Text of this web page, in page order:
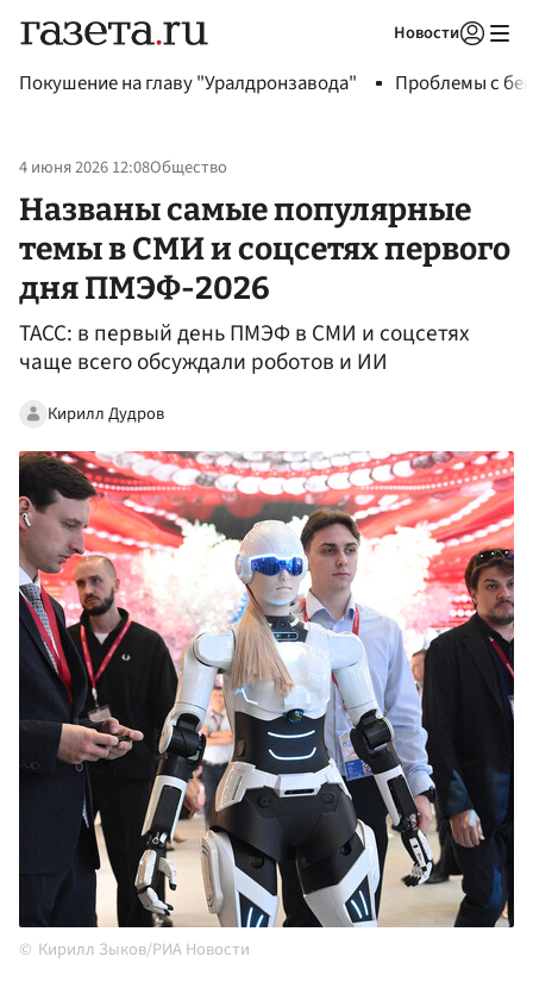
Новости
Покушение на главу "Уралдронзавода" Проблемы с
4 июня 2026 12:08Общество
Названы самые популярные
темы в СМИ и соцсетях первого
дня ПМЭФ-2026
ТАСС: в первый день ПМЭФ в СМИ и соцсетях
чаще всего обсуждали роботов и ИИ
Кирилл Дудров
Кирилл Зыков/РИА Новости